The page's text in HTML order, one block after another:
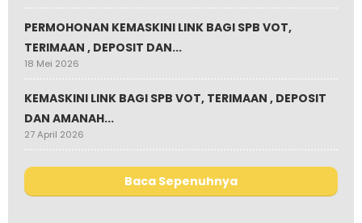
PERMOHONAN KEMASKINI LINK BAGI SPB VOT,
TERIMAAN , DEPOSIT DAN...
18 Mei 2026
KEMASKINI LINK BAGI SPB VOT, TERIMAAN , DEPOSIT
DAN AMANAH...
27 April 2026
Baca Sepenuhnya